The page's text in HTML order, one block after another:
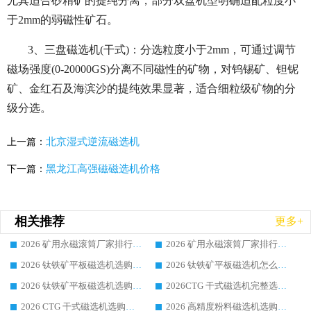
于2mm的弱磁性矿石。
3、三盘磁选机(干式)：分选粒度小于2mm，可通过调节
磁场强度(0-20000GS)分离不同磁性的矿物，对钨锡矿、钽铌
矿、金红石及海滨沙的提纯效果显著，适合细粒级矿物的分
级分选。
上一篇： 北京湿式逆流磁选机
下一篇： 黑龙江高强磁磁选机价格
相关推荐 更多+
2026 矿用永磁滚筒厂家排行榜选购干货指南 行业口碑标杆华体会手机网页版-华体会(中国) 实力出众
2026 矿用永磁滚筒厂家排行榜选购指南，行业口碑领域强者华体会手机网页版-华体会(中国)
2026 钛铁矿平板磁选机选购全攻略 市场公认优质品牌厂家实力排行榜
2026 钛铁矿平板磁选机怎么选 靠谱生产企业实力排行榜选购参考攻略
2026 钛铁矿平板磁选机选购指南 行业口碑优选品牌生产企业实力排行榜
2026CTG 干式磁选机完整选购指南 行业口碑顶尖靠谱生产龙头厂家实力推荐
2026 CTG 干式磁选机选购指南|行业口碑靠谱生产厂家领域强者推荐
2026 高精度粉料磁选机选购全攻略 行业优质品牌华体会手机网页版-华体会(中国) 实力深度解析